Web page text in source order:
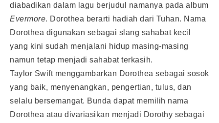
diabadikan dalam lagu berjudul namanya pada album
Evermore. Dorothea berarti hadiah dari Tuhan. Nama
Dorothea digunakan sebagai slang sahabat kecil
yang kini sudah menjalani hidup masing-masing
namun tetap menjadi sahabat terkasih.
Taylor Swift menggambarkan Dorothea sebagai sosok
yang baik, menyenangkan, pengertian, tulus, dan
selalu bersemangat. Bunda dapat memilih nama
Dorothea atau divariasikan menjadi Dorothy sebagai